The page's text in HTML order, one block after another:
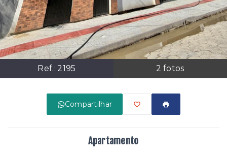
Ref.: 2195 2 fotos
Compartilhar
Apartamento